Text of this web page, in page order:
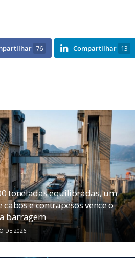
76 Compartilhar 13
toneladas equilibradas, um
cabos e contrapesos vence o
barragem
DE 2026